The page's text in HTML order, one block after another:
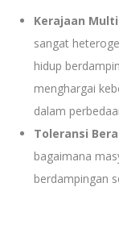
Kerajaan
sangat
hidup
menghargai
dalam
Toleransi
bagaimana
berdampingan